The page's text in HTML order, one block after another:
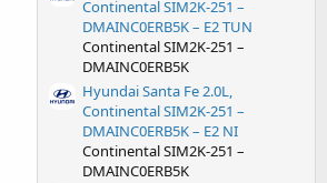
Continental SIM2K-251 –
DMAINC0ERB5K – E2 TUN
Continental SIM2K-251 –
DMAINC0ERB5K
Hyundai Santa Fe 2.0L,
Continental SIM2K-251 –
DMAINC0ERB5K – E2 NI
Continental SIM2K-251 –
DMAINC0ERB5K